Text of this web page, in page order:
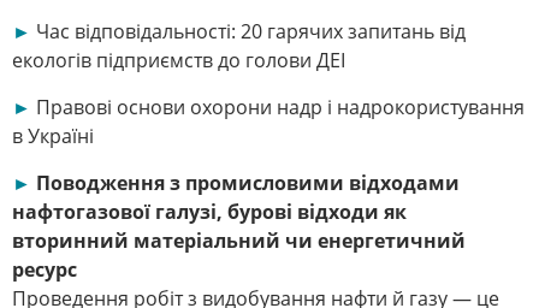
► Час відповідальності: 20 гарячих запитань від
екологів підприємств до голови ДЕІ
► Правові основи охорони надр і надрокористування
в Україні
► Поводження з промисловими відходами
нафтогазової галузі, бурові відходи як
вторинний матеріальний чи енергетичний
ресурс
Проведення робіт з видобування нафти й газу — це